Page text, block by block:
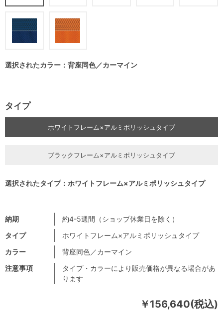
￥156,640(税込)
注意事項
タイプ・カラーにより販売価格が異なる場合があ
ります
納期
約4-5週間（ショップ休業日を除く）
タイプ
ホワイトフレーム×アルミポリッシュタイプ
カラー
背座同色／カーマイン
選択されたカラー：背座同色／カーマイン
タイプ
ホワイトフレーム×アルミポリッシュタイプ
ブラックフレーム×アルミポリッシュタイプ
選択されたタイプ：ホワイトフレーム×アルミポリッシュタイプ